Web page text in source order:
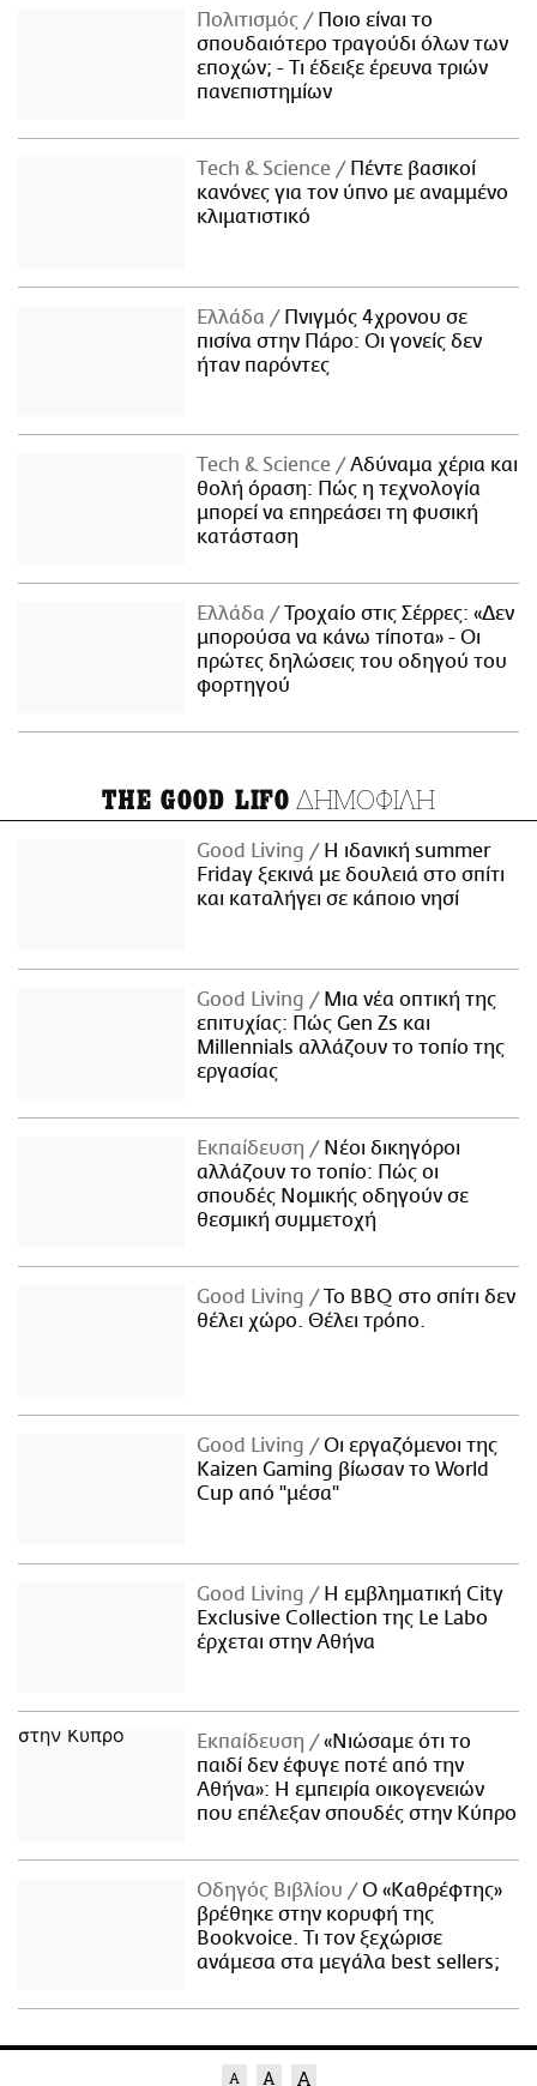
Πολιτισμός
Ποιο είναι το
σπουδαιότερο τραγούδι όλων των
εποχών; - Τι έδειξε έρευνα τριών
πανεπιστημίων
Τech & Science
Πέντε βασικοί
κανόνες για τον ύπνο με αναμμένο
κλιματιστικό
Ελλάδα
Πνιγμός 4χρονου σε
πισίνα στην Πάρο: Οι γονείς δεν
ήταν παρόντες
Τech & Science
Αδύναμα χέρια και
θολή όραση: Πώς η τεχνολογία
μπορεί να επηρεάσει τη φυσική
κατάσταση
Ελλάδα
Τροχαίο στις Σέρρες: «Δεν
μπορούσα να κάνω τίποτα» - Οι
πρώτες δηλώσεις του οδηγού του
φορτηγού
THE GOOD LIFO ΔΗΜΟΦΙΛΗ
Good Living
Η ιδανική summer
Friday ξεκινά με δουλειά στο σπίτι
και καταλήγει σε κάποιο νησί
Good Living
Μια νέα οπτική της
επιτυχίας: Πώς Gen Zs και
Millennials αλλάζουν το τοπίο της
εργασίας
Εκπαίδευση
Νέοι δικηγόροι
αλλάζουν το τοπίο: Πώς οι
σπουδές Νομικής οδηγούν σε
θεσμική συμμετοχή
Good Living
Το BBQ στο σπίτι δεν
θέλει χώρο. Θέλει τρόπο.
Good Living
Οι εργαζόμενοι της
Kaizen Gaming βίωσαν το World
Cup από "μέσα"
Good Living
Η εμβληματική City
Exclusive Collection της Le Labo
έρχεται στην Αθήνα
Εκπαίδευση
«Νιώσαμε ότι το
παιδί δεν έφυγε ποτέ από την
Αθήνα»: Η εμπειρία οικογενειών
που επέλεξαν σπουδές στην Κύπρο
Οδηγός Βιβλίου
Ο «Καθρέφτης»
βρέθηκε στην κορυφή της
Bookvoice. Τι τον ξεχώρισε
ανάμεσα στα μεγάλα best sellers;